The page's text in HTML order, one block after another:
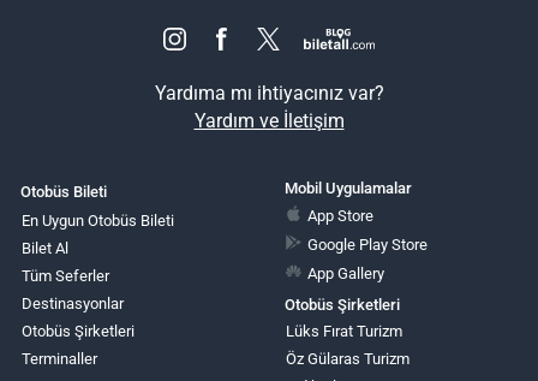
Yardıma mı ihtiyacınız var?
Yardım ve İletişim
Otobüs Bileti
En Uygun Otobüs Bileti
Bilet Al
Tüm Seferler
Destinasyonlar
Otobüs Şirketleri
Terminaller
Mobil Uygulamalar
App Store
Google Play Store
App Gallery
Otobüs Şirketleri
Lüks Fırat Turizm
Öz Gülaras Turizm